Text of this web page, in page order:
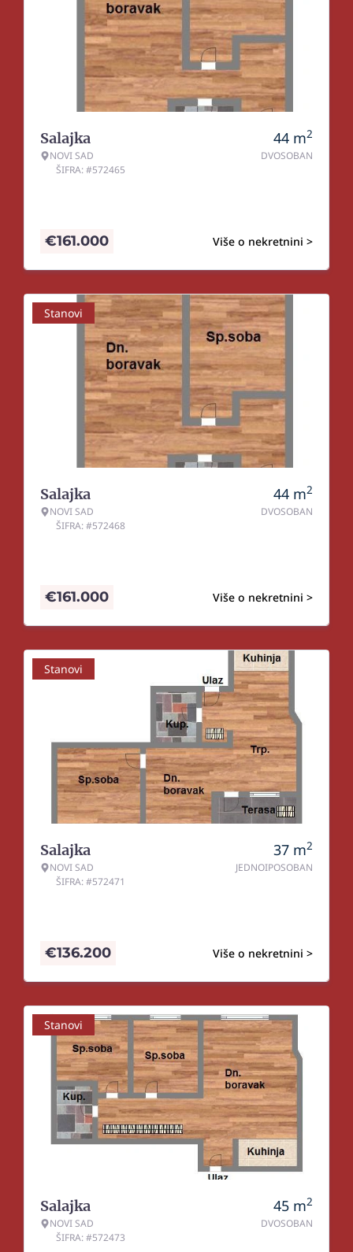
Salajka
NOVI SAD
ŠIFRA: #572465
44 m2
DVOSOBAN
Više o nekretnini >
€161.000
Stanovi
Salajka
NOVI SAD
ŠIFRA: #572468
44 m2
DVOSOBAN
Više o nekretnini >
€161.000
Stanovi
Salajka
NOVI SAD
ŠIFRA: #572471
37 m2
JEDNOIPOSOBAN
Više o nekretnini >
€136.200
Stanovi
Salajka
NOVI SAD
ŠIFRA: #572473
45 m2
DVOSOBAN